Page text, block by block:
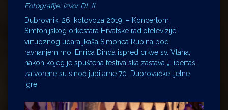
Fotografije: izvor DLJI
Dubrovnik, 26. kolovoza 2019. – Koncertom
Simfonijskog orkestara Hrvatske radiotelevizije i
virtuoznog udaraljkaša Simonea Rubina pod
ravnanjem mo. Enrica Dinda ispred crkve sv. Vlaha,
nakon kojeg je spuštena festivalska zastava „Libertas“,
zatvorene su sinoć jubilarne 70. Dubrovačke ljetne
igre.